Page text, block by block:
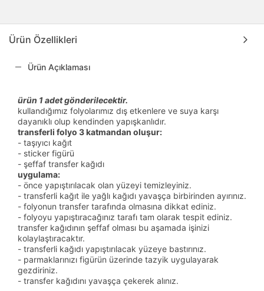
Ürün Özellikleri
Ürün Açıklaması
ürün 1 adet gönderilecektir.
kullandığımız folyolarımız dış etkenlere ve suya karşı
dayanıklı olup kendinden yapışkanlıdır.
transferli folyo 3 katmandan oluşur:
- taşıyıcı kağıt
- sticker figürü
- şeffaf transfer kağıdı
uygulama:
- önce yapıştırılacak olan yüzeyi temizleyiniz.
- transferli kağıt ile yağlı kağıdı yavaşça birbirinden ayırınız.
- folyonun transfer tarafında olmasına dikkat ediniz.
- folyoyu yapıştıracağınız tarafı tam olarak tespit ediniz.
transfer kağıdının şeffaf olması bu aşamada işinizi
kolaylaştıracaktır.
- transferli kağıdı yapıştırılacak yüzeye bastırınız.
- parmaklarınızı figürün üzerinde tazyik uygulayarak
gezdiriniz.
- transfer kağıdını yavaşça çekerek alınız.